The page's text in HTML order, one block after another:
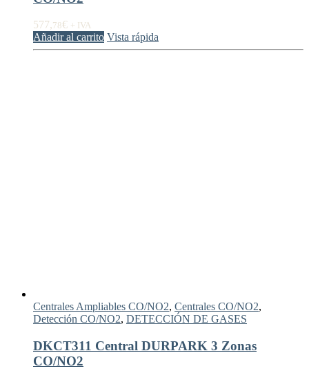
577,78€ + IVA
Añadir al carrito Vista rápida
Centrales Ampliables CO/NO2, Centrales CO/NO2,
Detección CO/NO2, DETECCIÓN DE GASES
DKCT311 Central DURPARK 3 Zonas
CO/NO2